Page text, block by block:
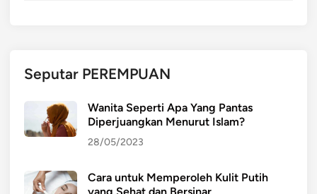
c
p
t
a
Seputar PEREMPUAN
Wanita Seperti Apa Yang Pantas
Diperjuangkan Menurut Islam?
28/05/2023
Cara untuk Memperoleh Kulit Putih